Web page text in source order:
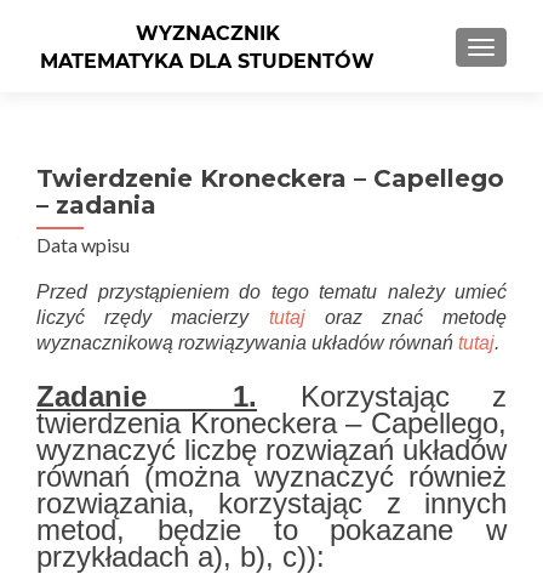
Twierdzenie Kroneckera – Capellego
– zadania
Data wpisu
Przed przystąpieniem do tego tematu należy umieć
liczyć rzędy macierzy tutajoraz znać metodę
wyznacznikową rozwiązywania układów równań tutaj.
Zadanie 1. Korzystając z
twierdzenia Kroneckera – Capellego,
wyznaczyć liczbę rozwiązań układów
równań (można wyznaczyć również
rozwiązania, korzystając z innych
metod, będzie to pokazane w
przykładach a), b), c)):